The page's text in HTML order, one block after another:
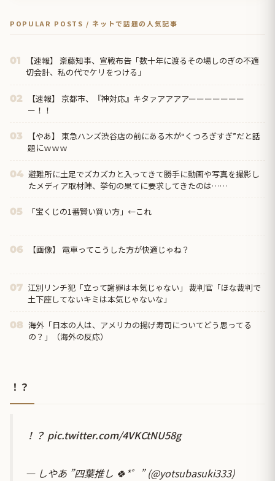
POPULAR POSTS / ネットで話題の人気記事
01
【速報】 斎藤知事、宣戦布告「数十年に渡るその場しのぎの不適
切会計、私の代でケリをつける」
02
【速報】 京都市、『神対応』キタァアアアアーーーーーーー
ー！！
03
【やあ】 東急ハンズ渋谷店の前にある木が“くつろぎすぎ”だと話
題にｗｗｗ
04 避難所に土足でズカズカと入ってきて勝手に動画や写真を撮影し
たメディア取材陣、挙句の果てに要求してきたのは……
05 「宝くじの1番賢い買い方」←これ
06 【画像】 電車ってこうした方が快適じゃね？
07 江別リンチ犯「立って謝罪は本気じゃない」 裁判官「ほな裁判で
土下座してないキミは本気じゃないな」
08 海外「日本の人は、アメリカの揚げ寿司についてどう思ってる
の？」（海外の反応）
！？
！？ pic.twitter.com/4VKCtNU58g
— しやあ ”四葉推し 🍀*゜” (@yotsubasuki333)